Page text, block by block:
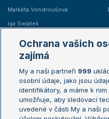
Markéta Vondroušová
Iga Swiatek
Žebříčky
Žebříček ATP (muži)
Žebříček WTA (ženy)
Sázkařský žebříček
Ochrana vašich
zajímá
My a naši partneři 999
osobní údaje, jako jsou
identifikátory, a máme k
umožňuje, aby sledovací
uvedené v části My a naši